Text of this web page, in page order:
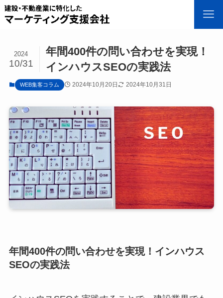
年間400件の問い合わせを実現！
インハウスSEOの実践法
2024
10/31
WEB集客コラム 2024年10月20日 2024年10月31日
年間400件の問い合わせを実現！インハウス
SEOの実践法